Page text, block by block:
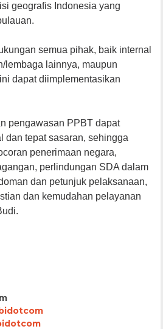
geografis Indonesia yang
semua pihak, baik internal
lembaga lainnya, maupun
dapat diimplementasikan
pengawasan PPBT dapat
dan tepat sasaran, sehingga
penerimaan negara,
perlindungan SDA dalam
dan petunjuk pelaksanaan,
dan kemudahan pelayanan